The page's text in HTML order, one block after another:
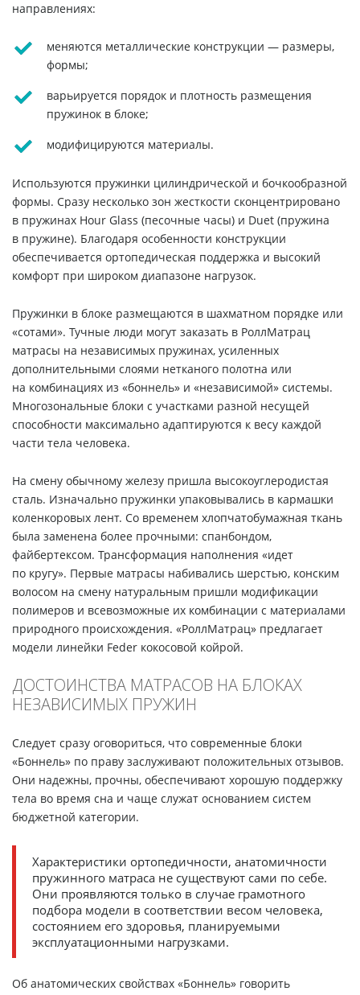
направлениях:
меняются металлические конструкции — размеры,
формы;
варьируется порядок и плотность размещения
пружинок в блоке;
модифицируются материалы.
Используются пружинки цилиндрической и бочкообразной
формы. Сразу несколько зон жесткости сконцентрировано
в пружинах Hour Glass (песочные часы) и Duet (пружина
в пружине). Благодаря особенности конструкции
обеспечивается ортопедическая поддержка и высокий
комфорт при широком диапазоне нагрузок.
Пружинки в блоке размещаются в шахматном порядке или
«сотами». Тучные люди могут заказать в РоллМатрац
матрасы на независимых пружинах, усиленных
дополнительными слоями нетканого полотна или
на комбинациях из «боннель» и «независимой» системы.
Многозональные блоки с участками разной несущей
способности максимально адаптируются к весу каждой
части тела человека.
На смену обычному железу пришла высокоуглеродистая
сталь. Изначально пружинки упаковывались в кармашки
коленкоровых лент. Со временем хлопчатобумажная ткань
была заменена более прочными: спанбондом,
файбертексом. Трансформация наполнения «идет
по кругу». Первые матрасы набивались шерстью, конским
волосом на смену натуральным пришли модификации
полимеров и всевозможные их комбинации с материалами
природного происхождения. «РоллМатрац» предлагает
модели линейки Feder кокосовой койрой.
ДОСТОИНСТВА МАТРАСОВ НА БЛОКАХ
НЕЗАВИСИМЫХ ПРУЖИН
Следует сразу оговориться, что современные блоки
«Боннель» по праву заслуживают положительных отзывов.
Они надежны, прочны, обеспечивают хорошую поддержку
тела во время сна и чаще служат основанием систем
бюджетной категории.
Характеристики ортопедичности, анатомичности
пружинного матраса не существуют сами по себе.
Они проявляются только в случае грамотного
подбора модели в соответствии весом человека,
состоянием его здоровья, планируемыми
эксплуатационными нагрузками.
Об анатомических свойствах «Боннель» говорить